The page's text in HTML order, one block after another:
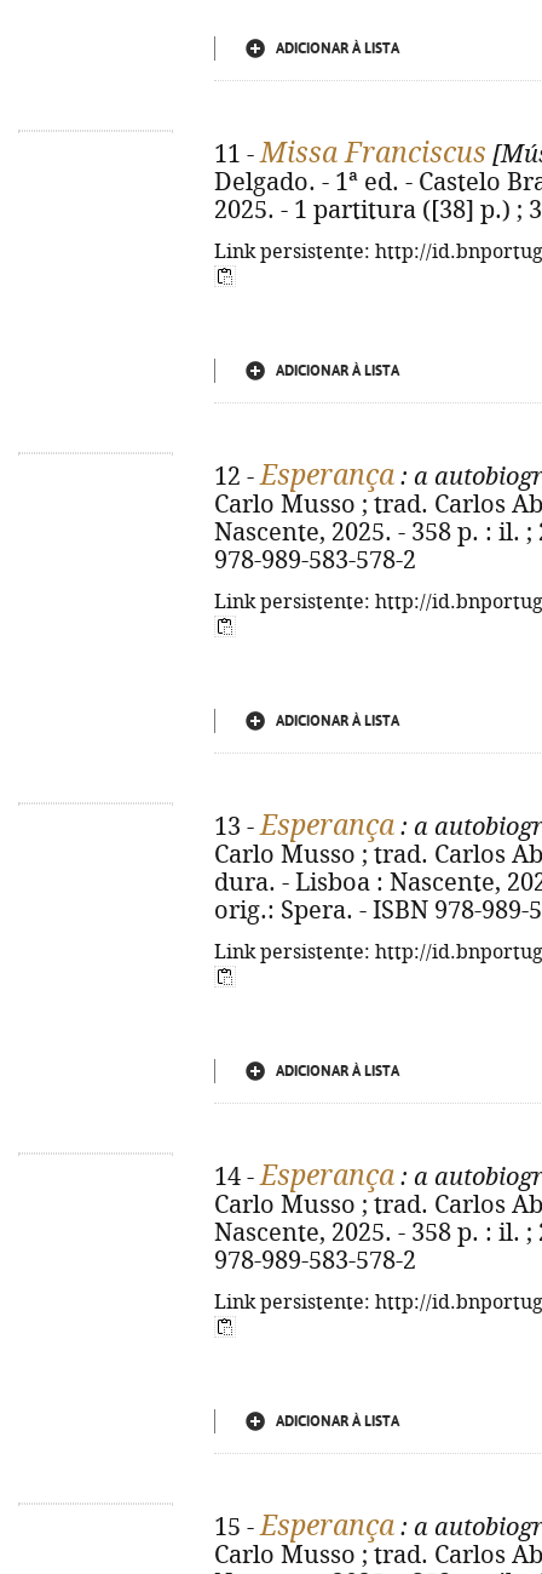
ADICIONAR À LISTA
11 -Missa Franciscus
Delgado. - 1ª ed. - Castelo
2025. - 1 partitura ([38] p.) ;
Link persistente: http://
ADICIONAR À LISTA
12 -Esperança : a
Carlo Musso ; trad. Carlos
Nascente, 2025. - 358 p. : il.
978-989-583-578-2
Link persistente: http://
ADICIONAR À LISTA
13 -Esperança : a
Carlo Musso ; trad. Carlos
dura. - Lisboa : Nascente,
orig.: Spera. - ISBN 978-989-
Link persistente: http://
ADICIONAR À LISTA
14 -Esperança : a
Carlo Musso ; trad. Carlos
Nascente, 2025. - 358 p. : il.
978-989-583-578-2
Link persistente: http://
ADICIONAR À LISTA
15 -Esperança : a
Carlo Musso ; trad. Carlos